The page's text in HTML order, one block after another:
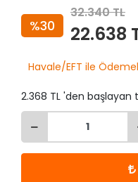
%30
32.340 TL
22.638
Havale/EFT ile
2.368 TL 'den başlayan